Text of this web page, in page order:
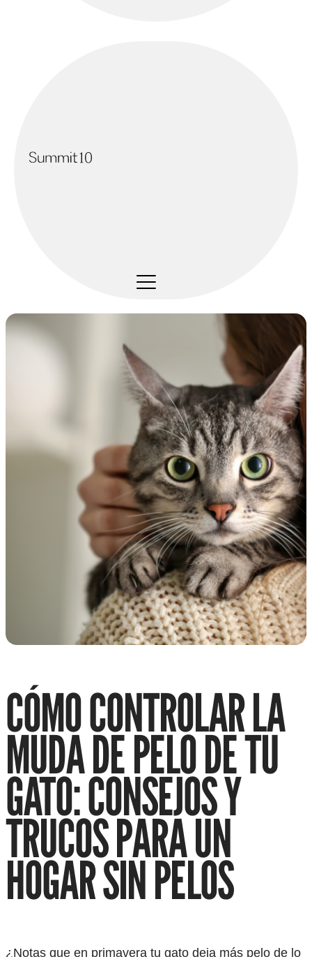
CÓMO CONTROLAR LA
MUDA DE PELO DE TU
GATO: CONSEJOS Y
TRUCOS PARA UN
HOGAR SIN PELOS
¿Notas que en primavera tu gato deja más pelo de lo